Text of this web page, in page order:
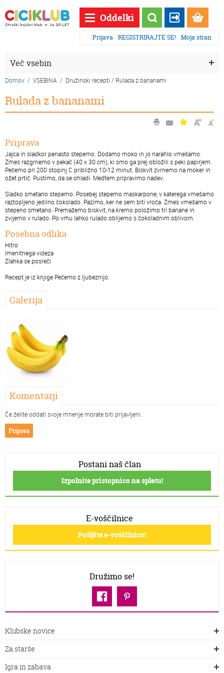
Oddelki
Prijava REGISTRIRAJTE SE! Moja stran
Več vsebin
Domov / VSEBINA / Družinski recepti / Rulada z bananami
Rulada z bananami
Priprava
Jajca in sladkor penasto stepemo. Dodamo moko in jo narahlo vmešamo.
Zmes razgrnemo v pekač (40 x 30 cm), ki smo ga prej obložili s peki papirjem.
Pečemo pri 200 stopinj C približno 10-12 minut. Biskvit zvrnemo na moker in
ožet prtič. Pustimo, da se ohladi. Medtem pripravimo nadev.
Sladko smetano stepemo. Posebej stepemo maskarpone, v katerega vmešamo
raztopljeno jedilno čokolado. Pazimo, ker ne sem biti vroča. Zmes vmešamo v
stepeno smetano. Premažemo biskvit, na kremo položimo tri banane in
zvijemo v rulado. Po vrhu lahko rulado oblijemo s čokoladnim oblivom.
Posebna odlika
Hitro
Imenitnega videza
Zlahka se posreči
Recept je iz knjige Pečemo z ljubeznijo.
Galerija
Komentarji
Če želite oddati svoje mnenje morate biti prijavljeni.
Prijava
Postani naš član
Izpolnite pristopnico na spletu!
E-voščilnice
Pošljite e-voščilnico!
Družimo se!
Klubske novice
Za starše
Igra in zabava